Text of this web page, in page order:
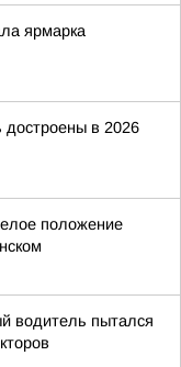
ярмарка
в 2026
положение
водитель пытался